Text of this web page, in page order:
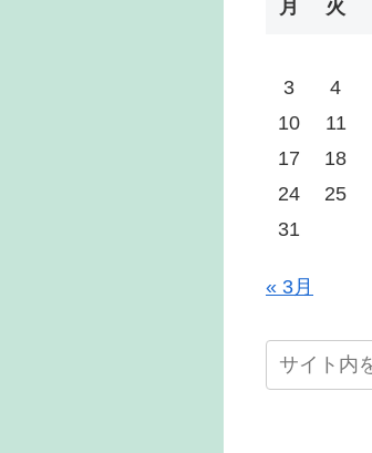
月 火
3
4
10
11
17
18
24
25
31
« 3月